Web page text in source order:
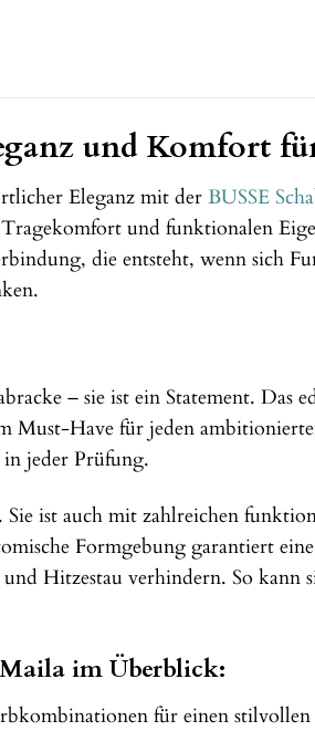
und Komfort
Eleganz mit der BUSSE
und funktionalen
die entsteht, wenn sich
– sie ist ein Statement.
Must-Have für jeden
jeder Prüfung.
ist auch mit zahlreichen
Formgebung garantiert
Hitzestau verhindern. So kann
im Überblick:
für einen